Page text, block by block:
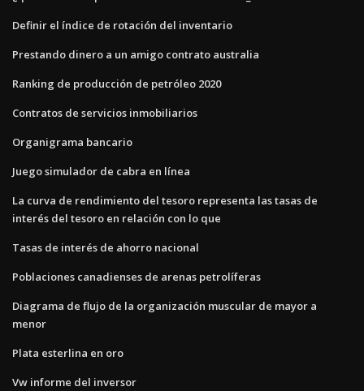
Definir el índice de rotación del inventario
Prestando dinero a un amigo contrato australia
Ranking de producción de petróleo 2020
Contratos de servicios inmobiliarios
Organigrama bancario
Juego simulador de cabra en línea
La curva de rendimiento del tesoro representa las tasas de
interés del tesoro en relación con lo que
Tasas de interés de ahorro nacional
Poblaciones canadienses de arenas petrolíferas
Diagrama de flujo de la organización muscular de mayor a
menor
Plata esterlina en oro
Vw informe del inversor